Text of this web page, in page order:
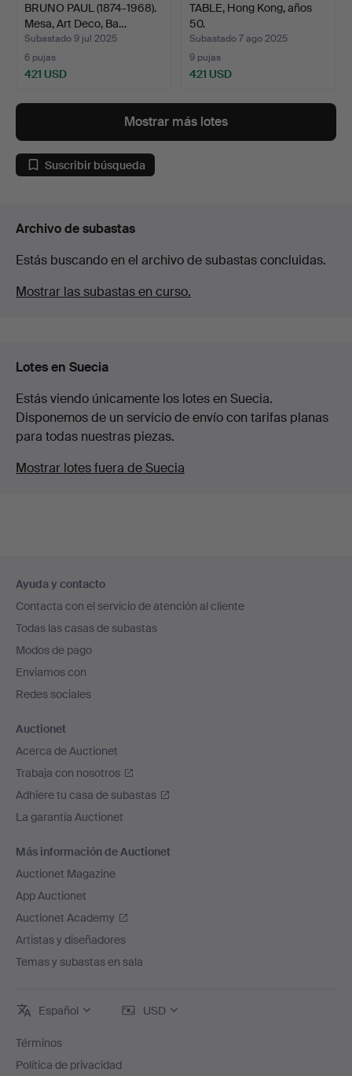
BRUNO PAUL (1874-1968).
Mesa, Art Deco, Ba…
Subastado 9 jul 2025
6 pujas
421 USD
TABLE, Hong Kong, años
50.
Subastado 7 ago 2025
9 pujas
421 USD
Mostrar más lotes
Suscribir búsqueda
Archivo de subastas
Estás buscando en el archivo de subastas concluidas.
Mostrar las subastas en curso.
Lotes en Suecia
Estás viendo únicamente los lotes en Suecia.
Disponemos de un servicio de envío con tarifas planas
para todas nuestras piezas.
Mostrar lotes fuera de Suecia
en
el
pie
de
página
Ayuda y contacto
Contacta con el servicio de atención al cliente
Todas las casas de subastas
Modos de pago
Enviamos con
Redes sociales
Auctionet
Acerca de Auctionet
Trabaja con nosotros
Adhiere tu casa de subastas
La garantía Auctionet
Más información de Auctionet
Auctionet Magazine
App Auctionet
Auctionet Academy
Artistas y diseñadores
Temas y subastas en sala
Español USD
Términos
Política de privacidad